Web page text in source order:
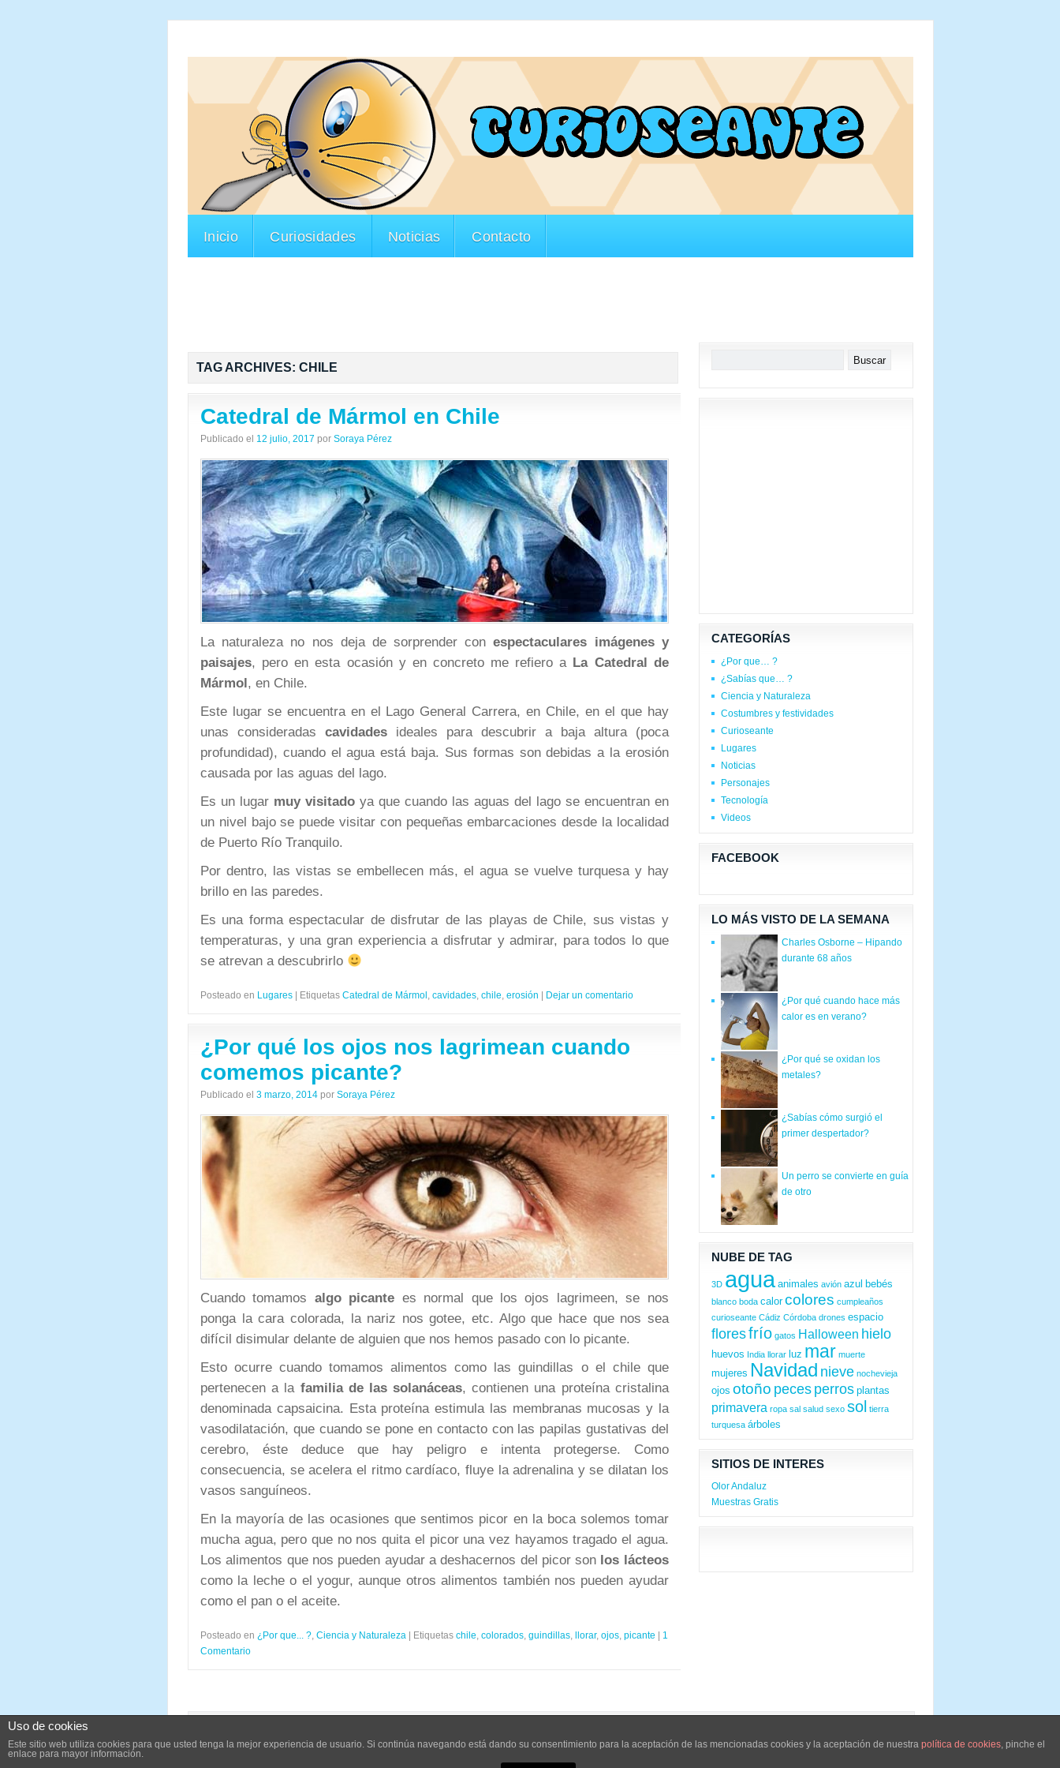
Inicio Curiosidades Noticias Contacto
TAG ARCHIVES: CHILE
Catedral de Mármol en Chile
Publicado el 12 julio, 2017 por Soraya Pérez
La naturaleza no nos deja de sorprender conespectaculares imágenes y
paisajes, pero en esta ocasión y en concreto me refiero a La Catedral de
Mármol, en Chile.
Este lugar se encuentra en el Lago General Carrera, en Chile, en el que hay
unas consideradas cavidadesideales para descubrir a baja altura (poca
profundidad), cuando el agua está baja. Sus formas son debidas a la erosión
causada por las aguas del lago.
Es un lugar muy visitadoya que cuando las aguas del lago se encuentran en
un nivel bajo se puede visitar con pequeñas embarcaciones desde la localidad
de Puerto Río Tranquilo.
Por dentro, las vistas se embellecen más, el agua se vuelve turquesa y hay
brillo en las paredes.
Es una forma espectacular de disfrutar de las playas de Chile, sus vistas y
temperaturas, y una gran experiencia a disfrutar y admirar, para todos lo que
se atrevan a descubrirlo
Posteado en Lugares Etiquetas Catedral de Mármol , cavidades, chile, erosión Dejar un comentario
¿Por qué los ojos nos lagrimean cuando
comemos picante?
Publicado el 3 marzo, 2014 por Soraya Pérez
Cuando tomamos algo picante es normal que los ojos lagrimeen, se nos
ponga la cara colorada, la nariz nos gotee, etc. Algo que hace que nos sea
difícil disimular delante de alguien que nos hemos pasado con lo picante.
Esto ocurre cuando tomamos alimentos como las guindillas o el chile que
pertenecen a lafamilia de las solanáceas, contienen una proteína cristalina
denominada capsaicina. Esta proteína estimula las membranas mucosas y la
vasodilatación, que cuando se pone en contacto con las papilas gustativas del
cerebro, éste deduce que hay peligro e intenta protegerse. Como
consecuencia, se acelera el ritmo cardíaco, fluye la adrenalina y se dilatan los
vasos sanguíneos.
En la mayoría de las ocasiones que sentimos picor en la boca solemos tomar
mucha agua, pero que no nos quita el picor una vez hayamos tragado el agua.
Los alimentos que nos pueden ayudar a deshacernos del picor son los lácteos
como la leche o el yogur, aunque otros alimentos también nos pueden ayudar
como el pan o el aceite.
Posteado en ¿Por que... ?, Ciencia y Naturaleza Etiquetas chile, colorados, guindillas, llorar, ojos, picante
1
Comentario
CATEGORÍAS
¿Por que… ?
¿Sabías que… ?
Ciencia y Naturaleza
Costumbres y festividades
Curioseante
Lugares
Noticias
Personajes
Tecnología
Videos
FACEBOOK
LO MÁS VISTO DE LA SEMANA
Charles Osborne – Hipando
durante 68 años
¿Por qué cuando hace más
calor es en verano?
¿Por qué se oxidan los
metales?
¿Sabías cómo surgió el
primer despertador?
Un perro se convierte en guía
de otro
NUBE DE TAG
3D agua animales avión azul bebés
blanco boda calor colores cumpleaños
curioseante Cádiz Córdoba drones espacio
floresfrío gatos Halloween hielo
huevos India llorar luz mar muerte
mujeres Navidad nieve nochevieja
ojos otoño peces perros plantas
primavera ropa sal salud sexo sol tierra
turquesa árboles
SITIOS DE INTERES
Olor Andaluz
Muestras Gratis
Uso de cookies
Este sitio web utiliza cookies para que usted tenga la mejor experiencia de usuario. Si continúa navegando está dando su consentimiento para la aceptación de las mencionadas cookies y la aceptación de nuestra política de cookies, pinche el
enlace para mayor información.